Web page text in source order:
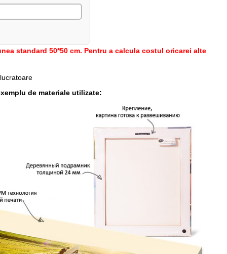
standard 50*50 cm. Pentru a calcula costul oricarei alte
de materiale utilizate: